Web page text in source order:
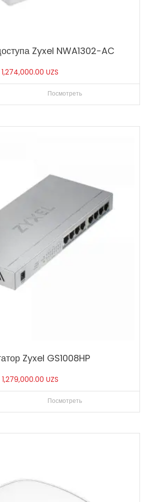
Zyxel NWA1302-AC
1,274,000.00 UZS
Посмотреть
Zyxel GS1008HP
1,279,000.00 UZS
Посмотреть